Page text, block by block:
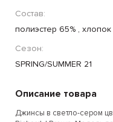
Состав:
полиэстер 65% , хлопок
Сезон:
SPRING/SUMMER 21
Описание товара
Джинсы в светло-сером